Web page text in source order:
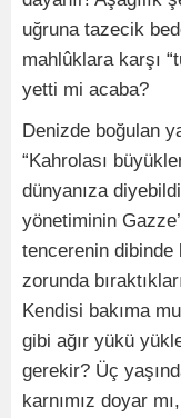
uğruna tazecik
mahlûklara karşı
yetti mi acaba?
Denizde boğulan
“Kahrolası
dünyanıza
yönetiminin
tencerenin
zorunda
Kendisi bakıma
gibi ağır yükü
gerekir? Üç
karnımız doyar